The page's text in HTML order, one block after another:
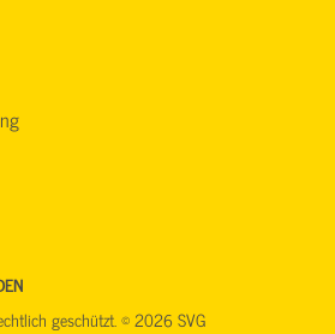
geschützt. © 2026 SVG